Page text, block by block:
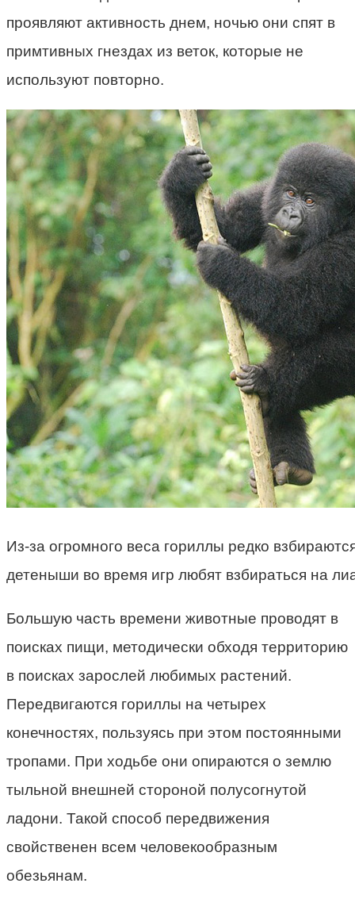
проявляют активность днем, ночью они спят в
примтивных гнездах из веток, которые не
используют повторно.
Из-за огромного веса гориллы редко
детеныши во время игр любят взбираться на
Большую часть времени животные проводят в
поисках пищи, методически обходя территорию
в поисках зарослей любимых растений.
Передвигаются гориллы на четырех
конечностях, пользуясь при этом постоянными
тропами. При ходьбе они опираются о землю
тыльной внешней стороной полусогнутой
ладони. Такой способ передвижения
свойственен всем человекообразным
обезьянам.